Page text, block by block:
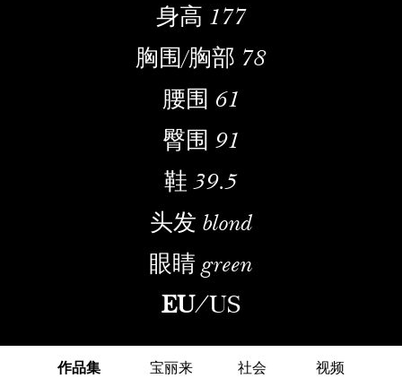
身高 177
胸围/胸部 78
腰围 61
臀围 91
鞋 39.5
头发 blond
眼睛 green
EU/US
作品集 宝丽来 社会
视频